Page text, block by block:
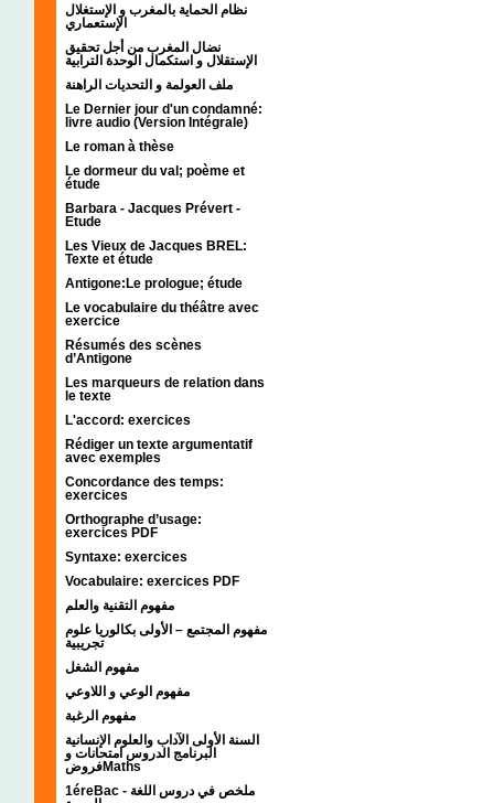
نظام الحماية بالمغرب و الإستغلال
الإستعماري
نضال المغرب من أجل تحقيق
الإستقلال و استكمال الوحدة الترابية
ملف العولمة و التحديات الراهنة
Le Dernier jour d'un condamné:
livre audio (Version Intégrale)
Le roman à thèse
Le dormeur du val; poème et
étude
Barbara - Jacques Prévert -
Etude
Les Vieux de Jacques BREL:
Texte et étude
Antigone:Le prologue; étude
Le vocabulaire du théâtre avec
exercice
Résumés des scènes
d’Antigone
Les marqueurs de relation dans
le texte
L'accord: exercices
Rédiger un texte argumentatif
avec exemples
Concordance des temps:
exercices
Orthographe d’usage:
exercices PDF
Syntaxe: exercices
Vocabulaire: exercices PDF
مفهوم التقنية والعلم
مفهوم المجتمع – الأولى بكالوريا علوم
تجريبية
مفهوم الشغل
مفهوم الوعي و اللاوعي
مفهوم الرغبة
السنة الأولى الآداب والعلوم الإنسانية
البرنامج الدروس امتحانات و
فروضMaths
1éreBac - ملخص في دروس اللغة